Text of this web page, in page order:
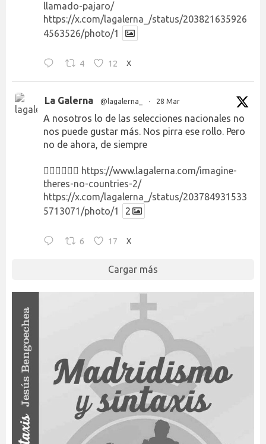
llamado-pajaro/
https://x.com/lagalerna_/status/203821635926
4563526/photo/1
4 12 X
La Galerna @lagalerna_ · 28 Mar
A nosotros lo de las selecciones nacionales no
nos puede gustar más. Nos pirra ese rollo. Pero
no de ahora, de siempre
👉🏻👉🏻👉🏻 https://www.lagalerna.com/imagine-
theres-no-countries-2/
https://x.com/lagalerna_/status/203784931533
5713071/photo/1
2
6 17 X
Cargar más